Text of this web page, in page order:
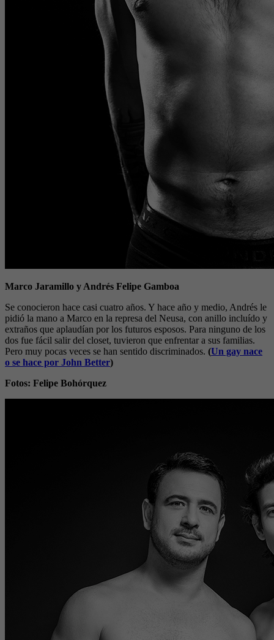
Marco Jaramillo y Andrés Felipe Gamboa
Se conocieron hace casi cuatro años. Y hace año y medio, Andrés le
pidió la mano a Marco en la represa del Neusa, con anillo incluído y
extraños que aplaudían por los futuros esposos. Para ninguno de los
dos fue fácil salir del closet, tuvieron que enfrentar a sus familias.
Pero muy pocas veces se han sentido discriminados. (Un gay nace
o se hace por John Better)
Fotos: Felipe Bohórquez